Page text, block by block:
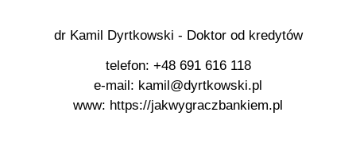
dr Kamil Dyrtkowski - Doktor od kredytów
telefon: +48 691 616 118
e-mail: kamil@dyrtkowski.pl
www: https://jakwygraczbankiem.pl